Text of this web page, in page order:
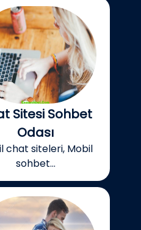
Sitesi Sohbet
Odası
chat siteleri, Mobil
sohbet...